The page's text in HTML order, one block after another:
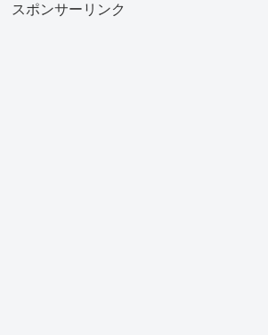
スポンサーリンク